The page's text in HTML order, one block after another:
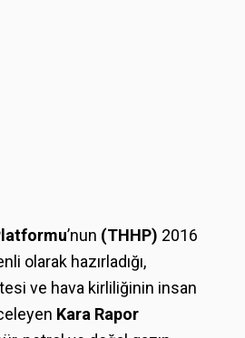
’nun (THHP) 2016
olarak hazırladığı,
ve hava kirliliğinin insan
Kara Rapor